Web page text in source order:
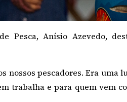
Pesca, Anísio Azevedo,
nossos pescadores. Era
trabalha e para quem vem